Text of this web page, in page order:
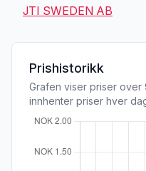
JTI SWEDEN AB
Prishistorikk
Grafen viser priser over
innhenter priser hver